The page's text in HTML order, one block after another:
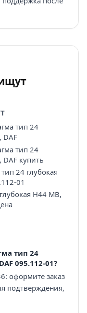
тип 24
DAF
тип 24
DAF купить
24 глубокая
01
H44 MB,
тип 24
095.112-01?
оформите заказ
подтверждения,